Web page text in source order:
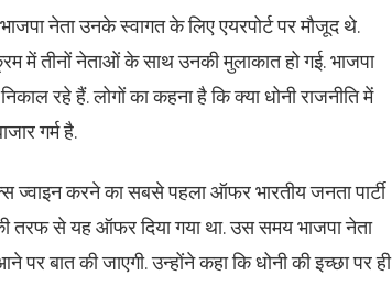
नेता उनके स्वागत के लिए एयरपोर्ट पर मौजूद थे.
में तीनों नेताओं के साथ उनकी मुलाकात हो गई. भाजपा
रहे हैं. लोगों का कहना है कि क्या धोनी राजनीति में
गर्म है.
ज्वाइन करने का सबसे पहला ऑफर भारतीय जनता पार्टी
तरफ से यह ऑफर दिया गया था. उस समय भाजपा नेता
बात की जाएगी. उन्होंने कहा कि धोनी की इच्छा पर ही